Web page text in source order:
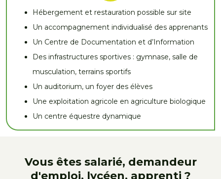
Hébergement et restauration possible sur site
Un accompagnement individualisé des apprenants
Un Centre de Documentation et d’Information
Des infrastructures sportives : gymnase, salle de
musculation, terrains sportifs
Un auditorium, un foyer des élèves
Une exploitation agricole en agriculture biologique
Un centre équestre dynamique
Vous êtes salarié, demandeur
d'emploi, lycéen, apprenti ?